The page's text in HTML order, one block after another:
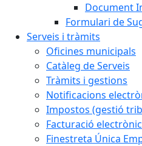
Document
Formulari de
Serveis i tràmits
Oficines municipals
Catàleg de Serveis
Tràmits i gestions
Notificacions
Impostos (gestió
Facturació
Finestreta Única